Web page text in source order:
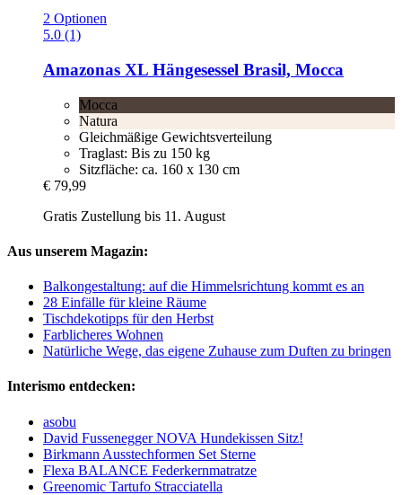
2 Optionen
5.0 (1)
Amazonas XL Hängesessel Brasil, Mocca
Mocca
Natura
Gleichmäßige Gewichtsverteilung
Traglast: Bis zu 150 kg
Sitzfläche: ca. 160 x 130 cm
€ 79,99
Gratis Zustellung bis 11. August
Aus unserem Magazin:
Balkongestaltung: auf die Himmelsrichtung kommt es an
28 Einfälle für kleine Räume
Tischdekotipps für den Herbst
Farblicheres Wohnen
Natürliche Wege, das eigene Zuhause zum Duften zu bringen
Interismo entdecken:
asobu
David Fussenegger NOVA Hundekissen Sitz!
Birkmann Ausstechformen Set Sterne
Flexa BALANCE Federkernmatratze
Greenomic Tartufo Stracciatella